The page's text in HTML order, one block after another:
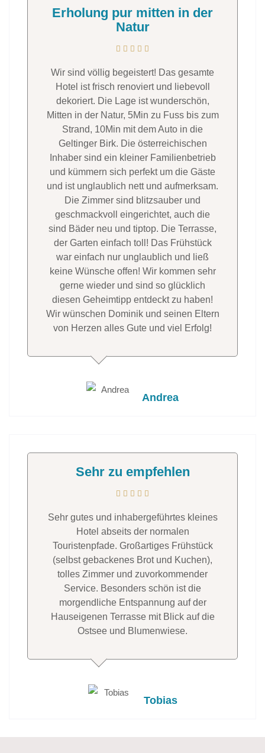
Erholung pur mitten in der
Natur
Wir sind völlig begeistert! Das gesamte
Hotel ist frisch renoviert und liebevoll
dekoriert. Die Lage ist wunderschön,
Mitten in der Natur, 5Min zu Fuss bis zum
Strand, 10Min mit dem Auto in die
Geltinger Birk. Die österreichischen
Inhaber sind ein kleiner Familienbetrieb
und kümmern sich perfekt um die Gäste
und ist unglaublich nett und aufmerksam.
Die Zimmer sind blitzsauber und
geschmackvoll eingerichtet, auch die
sind Bäder neu und tiptop. Die Terrasse,
der Garten einfach toll! Das Frühstück
war einfach nur unglaublich und ließ
keine Wünsche offen! Wir kommen sehr
gerne wieder und sind so glücklich
diesen Geheimtipp entdeckt zu haben!
Wir wünschen Dominik und seinen Eltern
von Herzen alles Gute und viel Erfolg!
Andrea
Sehr zu empfehlen
Sehr gutes und inhabergeführtes kleines
Hotel abseits der normalen
Touristenpfade. Großartiges Frühstück
(selbst gebackenes Brot und Kuchen),
tolles Zimmer und zuvorkommender
Service. Besonders schön ist die
morgendliche Entspannung auf der
Hauseigenen Terrasse mit Blick auf die
Ostsee und Blumenwiese.
Tobias